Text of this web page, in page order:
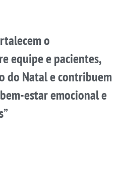
o
equipe e pacientes,
do Natal e contribuem
estar emocional e